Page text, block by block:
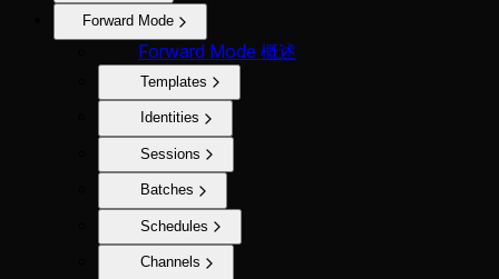
Forward Mode
Forward Mode 概述
Templates
Identities
Sessions
Batches
Schedules
Channels